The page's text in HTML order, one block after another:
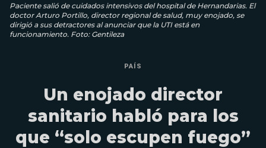
Paciente salió de cuidados intensivos del hospital de Hernandarias. El
doctor Arturo Portillo, director regional de salud, muy enojado, se
dirigió a sus detractores al anunciar que la UTI está en
funcionamiento. Foto: Gentileza
PAÍS
Un enojado director
sanitario habló para los
que “solo escupen fuego”